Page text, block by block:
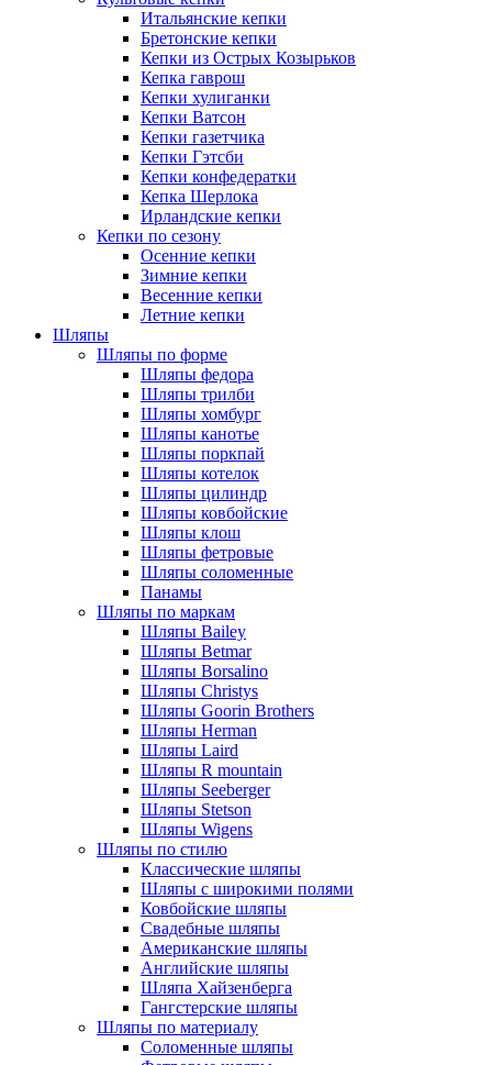
Итальянские кепки
Бретонские кепки
Кепки из Острых Козырьков
Кепка гаврош
Кепки хулиганки
Кепки Ватсон
Кепки газетчика
Кепки Гэтсби
Кепки конфедератки
Кепка Шерлока
Ирландские кепки
Кепки по сезону
Осенние кепки
Зимние кепки
Весенние кепки
Летние кепки
Шляпы
Шляпы по форме
Шляпы федора
Шляпы трилби
Шляпы хомбург
Шляпы канотье
Шляпы поркпай
Шляпы котелок
Шляпы цилиндр
Шляпы ковбойские
Шляпы клош
Шляпы фетровые
Шляпы соломенные
Панамы
Шляпы по маркам
Шляпы Bailey
Шляпы Betmar
Шляпы Borsalino
Шляпы Christys
Шляпы Goorin Brothers
Шляпы Herman
Шляпы Laird
Шляпы R mountain
Шляпы Seeberger
Шляпы Stetson
Шляпы Wigens
Шляпы по стилю
Классические шляпы
Шляпы с широкими полями
Ковбойские шляпы
Свадебные шляпы
Американские шляпы
Английские шляпы
Шляпа Хайзенберга
Гангстерские шляпы
Шляпы по материалу
Соломенные шляпы